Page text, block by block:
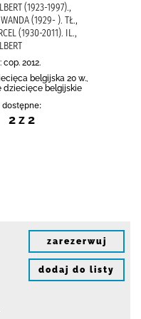
(1923-1997).,
(1929- ). TŁ.,
(1930-2011). IL.,
2012.
belgijska 20 w.,
dziecięce belgijskie
dostępne:
2 z 2
zarezerwuj
dodaj do listy